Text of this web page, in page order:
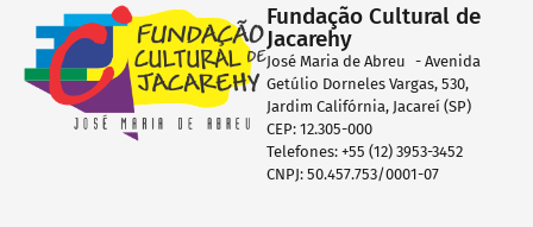
Fundação Cultural de
Jacarehy
José Maria de Abreu - Avenida
Getúlio Dorneles Vargas, 530,
Jardim Califórnia, Jacareí (SP)
CEP: 12.305-000
Telefones: +55 (12) 3953-3452
CNPJ: 50.457.753/0001-07